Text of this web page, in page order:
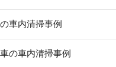
車内清掃事例
の車内清掃事例